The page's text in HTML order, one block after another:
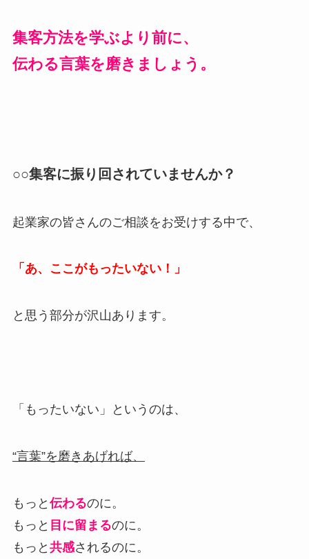
集客方法を学ぶより前に、
伝わる言葉を磨きましょう。
○○集客に振り回されていませんか？
起業家の皆さんのご相談をお受けする中で、
「あ、ここがもったいない！」
と思う部分が沢山あります。
「もったいない」というのは、
“言葉”を磨きあげれば、
もっと 伝わるのに。
もっと 目に留まるのに。
もっと 共感されるのに。